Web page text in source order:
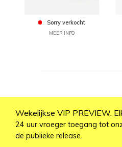
Sorry verkocht
MEER INFO
Wekelijkse VIP PREVIEW.
24 uur vroeger toegang tot
de publieke release.